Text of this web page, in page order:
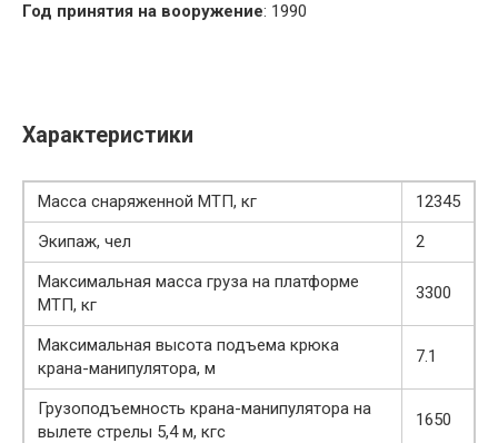
Год принятия на вооружение: 1990
Характеристики
Масса снаряженной МТП, кг
12345
Экипаж, чел
2
Максимальная масса груза на платформе
МТП, кг
3300
Максимальная высота подъема крюка
крана-манипулятора, м
7.1
Грузоподъемность крана-манипулятора на
вылете стрелы 5,4 м, кгс
1650